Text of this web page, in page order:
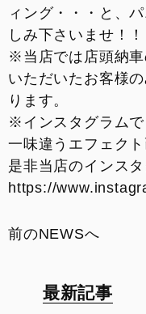
ィング・・・と、
しみ下さいませ！！
※当店では店頭納
いただいたお客様
ります。
※インスタグラム
一味違うエフェク
是非当店のインス
https://
前のNEWSへ
最新記事